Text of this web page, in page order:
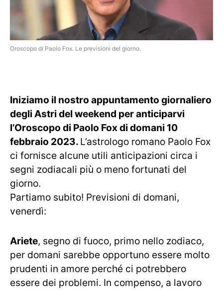
Oroscopo di Paolo Fox. Le previsioni del giorno.
Iniziamo il nostro appuntamento giornaliero
degli Astri del weekend per anticiparvi
l’Oroscopo di Paolo Fox di domani 10
febbraio 2023. L’astrologo romano Paolo Fox
ci fornisce alcune utili anticipazioni circa i
segni zodiacali più o meno fortunati del
giorno.
Partiamo subito! Previsioni di domani,
venerdì:
Ariete, segno di fuoco, primo nello zodiaco,
per domani sarebbe opportuno essere molto
prudenti in amore perché ci potrebbero
essere dei problemi. In compenso, a lavoro